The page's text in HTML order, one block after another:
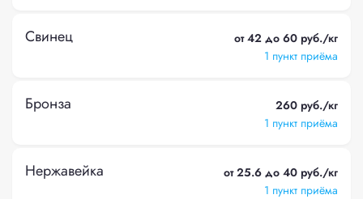
Свинец
от 42 до 60 руб./кг
1 пункт приёма
Бронза
260 руб./кг
1 пункт приёма
Нержавейка
от 25.6 до 40 руб./кг
1 пункт приёма